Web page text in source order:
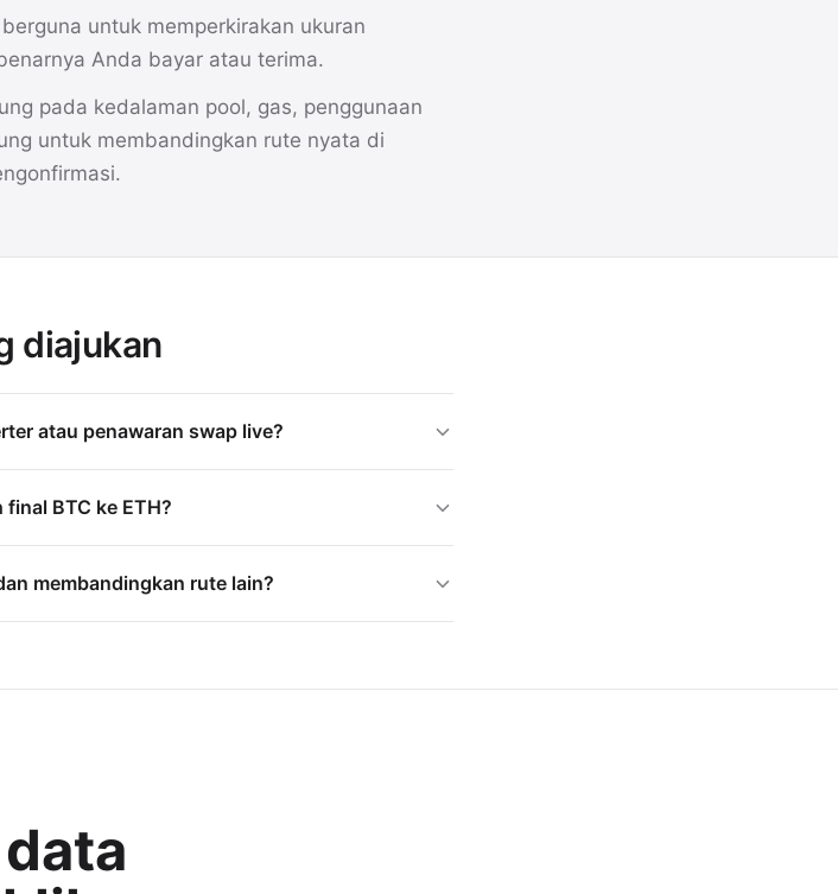
untuk memperkirakan ukuran
Anda bayar atau terima.
pada kedalaman pool, gas, penggunaan
untuk membandingkan rute nyata di
diajukan
atau penawaran swap live?
BTC ke ETH?
membandingkan rute lain?